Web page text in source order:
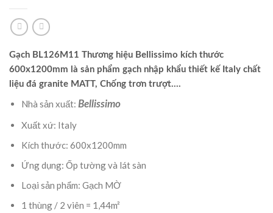
Gạch BL126M11 Thương hiệu Bellissimo kích thước
600x1200mm là sản phẩm gạch nhập khẩu thiết kế Italy chất
liệu đá granite MATT, Chống trơn trượt….
Nhà sản xuất: Bellissimo
Xuất xứ: Italy
Kích thước: 600x1200mm
Ứng dụng: Ốp tường và lát sàn
Loại sản phẩm: Gạch MỜ
1 thùng / 2 viên = 1,44m²